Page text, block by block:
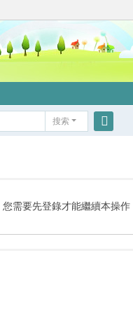
搜索
您需要先登錄才能繼續本操作